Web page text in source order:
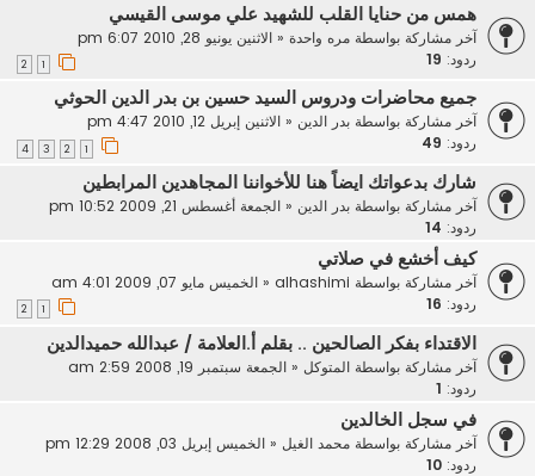
همس من حنايا القلب للشهيد علي موسى القيسي
آخر مشاركة بواسطة مره واحدة« الاثنين يونيو 28, 2010 6:07 pm
ردود: 19
جميع محاضرات ودروس السيد حسين بن بدر الدين الحوثي
آخر مشاركة بواسطة بدر الدين« الاثنين إبريل 12, 2010 4:47 pm
ردود: 49
3
4
شارك بدعواتك ايضاً هنا للأخواننا المجاهدين المرابطين
آخر مشاركة بواسطة بدر الدين« الجمعة أغسطس 21, 2009 10:52 pm
ردود: 14
كيف أخشع في صلاتي
آخر مشاركة بواسطة alhashimi
« الخميس مايو 07, 2009 4:01 am
ردود: 16
الاقتداء بفكر الصالحين .. بقلم أ.العلامة / عبدالله حميدالدين
آخر مشاركة بواسطة المتوكل « الجمعة سبتمبر 19, 2008 2:59 am
ردود:
في سجل الخالدين
آخر مشاركة بواسطة محمد الغيل « الخميس إبريل 03, 2008 12:29 pm
ردود: 10